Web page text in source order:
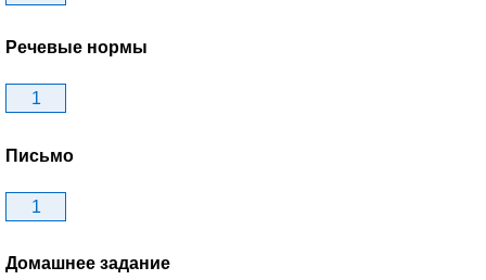
Речевые нормы
1
Письмо
1
Домашнее задание